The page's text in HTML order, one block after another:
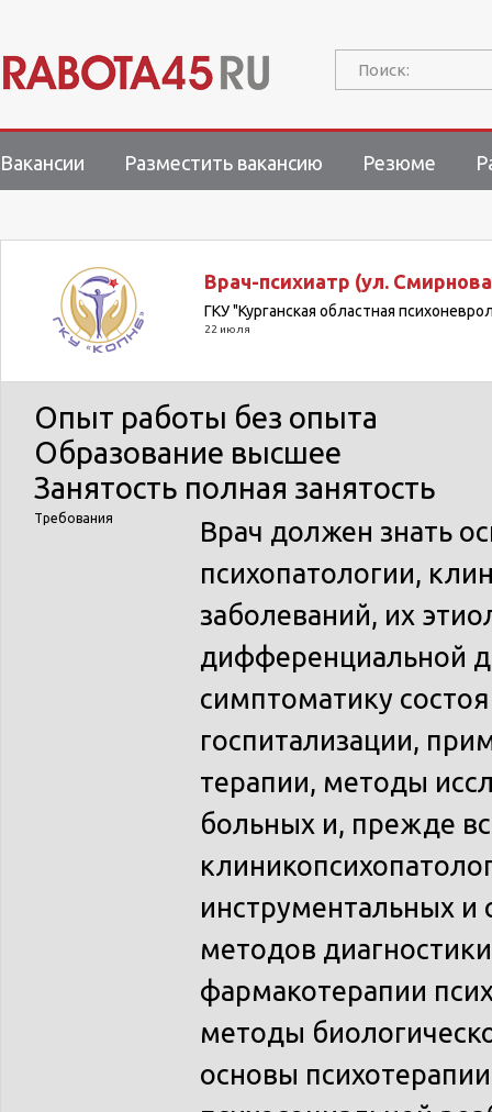
Поиск:
Вакансии Разместить вакансию Резюме
Врач-психиатр (ул.
ГКУ "Курганская областная
22 июля
Опыт работы без опыта
Образование высшее
Занятость полная занятость
Требования
Врач должен знать
психопатологии,
заболеваний, их
дифференциальной
симптоматику
госпитализации,
терапии, методы
больных и, прежде
инструментальных и
методов
фармакотерапии
методы
основы